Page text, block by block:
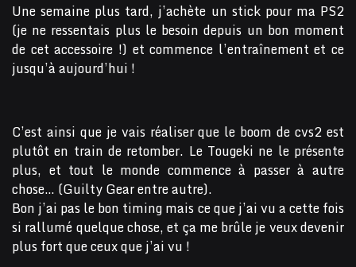
Une semaine plus tard, j’achète un stick pour ma PS2
(je ne ressentais plus le besoin depuis un bon moment
de cet accessoire !) et commence l’entraînement et ce
jusqu’à aujourd’hui !
C’est ainsi que je vais réaliser que le boom de cvs2 est
plutôt en train de retomber. Le Tougeki ne le présente
plus, et tout le monde commence à passer à autre
chose… (Guilty Gear entre autre).
Bon j’ai pas le bon timing mais ce que j’ai vu a cette fois
si rallumé quelque chose, et ça me brûle je veux devenir
plus fort que ceux que j’ai vu !